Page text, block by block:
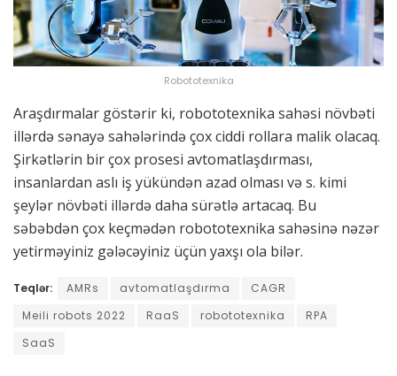
Robototexnika
Araşdırmalar göstərir ki, robototexnika sahəsi növbəti
illərdə sənayə sahələrində çox ciddi rollara malik olacaq.
Şirkətlərin bir çox prosesi avtomatlaşdırması,
insanlardan aslı iş yükündən azad olması və s. kimi
şeylər növbəti illərdə daha sürətlə artacaq. Bu
səbəbdən çox keçmədən robototexnika sahəsinə nəzər
yetirməyiniz gələcəyiniz üçün yaxşı ola bilər.
Teqlər: AMRs avtomatlaşdırma
CAGR
Meili robots 2022
RaaS robototexnika
RPA
SaaS